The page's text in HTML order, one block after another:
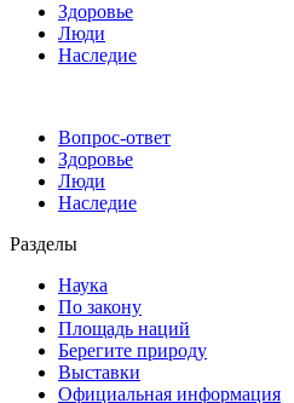
Здоровье
Люди
Наследие
Вопрос-ответ
Здоровье
Люди
Наследие
Разделы
Наука
По закону
Площадь наций
Берегите природу
Выставки
Официальная информация